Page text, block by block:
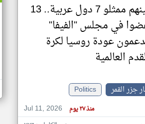
بينهم ممثلو 7 دول عربية.. 13
في مجلس "الفيفا"
عودة روسيا لكرة
العالمية
جزر القمر
Politics
Jul 11, 2026
منذ ٢٧ يوم